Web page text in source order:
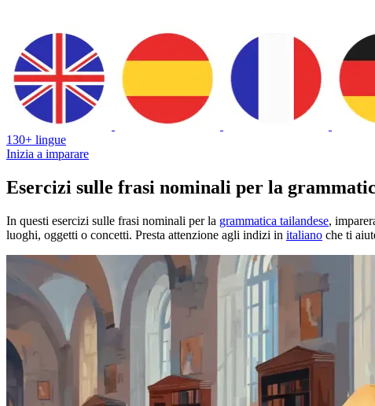
130+ lingue
Inizia a imparare
Esercizi sulle frasi nominali per la
In questi esercizi sulle frasi nominali per la grammatica tailandese,
luoghi, oggetti o concetti. Presta attenzione agli indizi in italiano che ti